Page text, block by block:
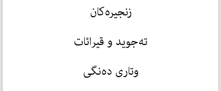
زنجیرەکان
تەجوید و قیرائات
وتاری دەنگی